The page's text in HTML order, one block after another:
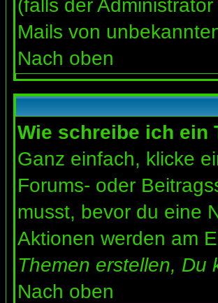
(falls der
Mails von
Nach oben
Wie schreibe ich ein
Ganz einfach, klicke
Forums- oder
musst, bevor du eine
Aktionen werden am
Themen erstellen, Du
Nach oben